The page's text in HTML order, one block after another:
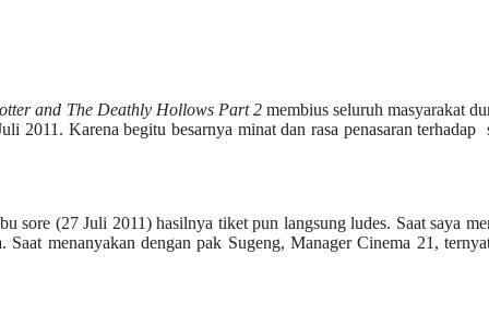
and The Deathly Hollows Part 2membius seluruh masyarakat
2011. Karena begitu besarnya minat dan rasa penasaran terhadap
sore (27 Juli 2011) hasilnya tiket pun langsung ludes. Saat saya
menanyakan dengan pak Sugeng, Manager Cinema 21,